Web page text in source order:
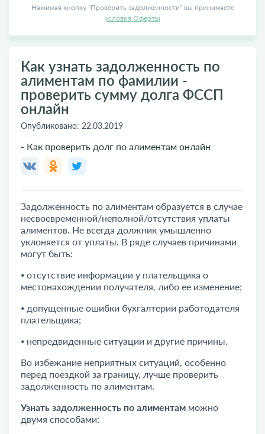
Нажимая кнопку "Проверить задолженности" вы принимаете
условия Оферты
Как узнать задолженность по
алиментам по фамилии -
проверить сумму долга ФССП
онлайн
Опубликовано: 22.03.2019
- Как проверить долг по алиментам онлайн
Задолженность по алиментам образуется в случае
несвоевременной/неполной/отсутствия уплаты
алиментов. Не всегда должник умышленно
уклоняется от уплаты. В ряде случаев причинами
могут быть:
⦁ отсутствие информации у плательщика о
местонахождении получателя, либо ее изменение;
⦁ допущенные ошибки бухгалтерии работодателя
плательщика;
⦁ непредвиденные ситуации и другие причины.
Во избежание неприятных ситуаций, особенно
перед поездкой за границу, лучше проверить
задолженность по алиментам.
Узнать задолженность по алиментам можно
двумя способами: